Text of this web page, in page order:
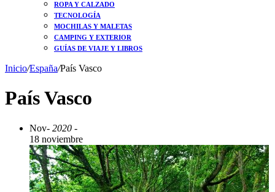
ROPA Y CALZADO
TECNOLOGÍA
MOCHILAS Y MALETAS
CAMPING Y EXTERIOR
GUÍAS DE VIAJE Y LIBROS
Inicio/España/País Vasco
País Vasco
Nov- 2020 -
18 noviembre